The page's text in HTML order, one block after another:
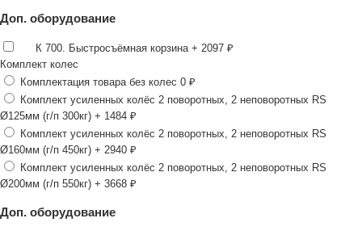
Доп. оборудование
К 700. Быстросъёмная корзина + 2097 ₽
Комплект колес
Комплектация товара без колес 0 ₽
Комплект усиленных колёс 2 поворотных, 2 неповоротных RS
Ø125мм (г/п 300кг) + 1484 ₽
Комплект усиленных колёс 2 поворотных, 2 неповоротных RS
Ø160мм (г/п 450кг) + 2940 ₽
Комплект усиленных колёс 2 поворотных, 2 неповоротных RS
Ø200мм (г/п 550кг) + 3668 ₽
Доп. оборудование